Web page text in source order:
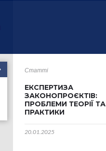
Статті
ЕКСПЕРТИЗА
ЗАКОНОПРОЄКТІВ:
ПРОБЛЕМИ ТЕОРІЇ ТА
ПРАКТИКИ
20.01.2025